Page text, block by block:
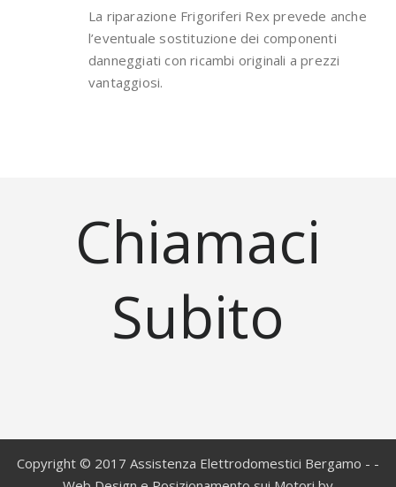
La riparazione Frigoriferi Rex prevede anche
l’eventuale sostituzione dei componenti
danneggiati con ricambi originali a prezzi
vantaggiosi.
Chiamaci
Subito
Copyright © 2017 Assistenza Elettrodomestici Bergamo - -